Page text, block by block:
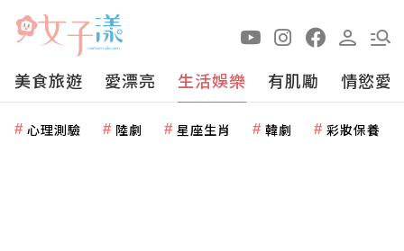
美食旅遊 愛漂亮 生活娛樂 有肌勵 情慾愛
心理測驗 陸劇 星座生肖 韓劇 彩妝保養